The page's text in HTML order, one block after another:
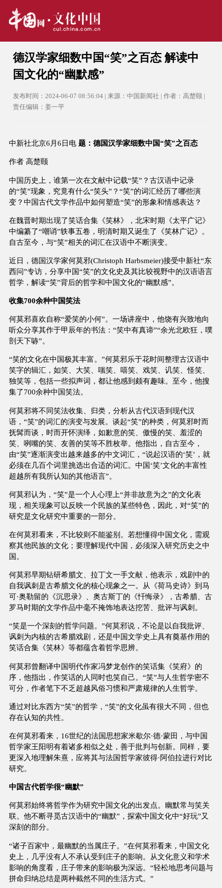
德汉学家细数中国“笑”之百态 解读中
国文化的“幽默感”
发布时间：2024-06-07 08:56:04 | 来源：中国新闻社 | 作者：高楚颐 |
责任编辑：姜一平
中新社北京6月6日电 题：德国汉学家细数中国“笑”之百态
作者 高楚颐
中国历史上，谁第一次在文献中记载“笑”？古汉语中记录
的“笑”现象，究竟有什么“笑头”？“笑”的词汇经历了哪些演
变？中国古代文学作品中如何塑造“笑”的形象和情感表达？
在魏晋时期出现了笑话合集《笑林》，北宋时期《太平广记》
中编纂了“嘲诮”轶事五卷，明清时期又诞生了《笑林广记》。
自古至今，与“笑”相关的词汇在汉语中不断演变。
近日，德国汉学家何莫邪(Christoph Harbsmeier)接受中新社“东
西问”专访，分享中国“笑”的文化史及其比较视野中的汉语语言
哲学，解读“笑”背后的哲学和中国文化的“幽默感”。
收集700余种中国笑法
何莫邪喜欢自称“爱笑的小何”。一场讲座中，他饶有兴致地向
听众分享其作于甲辰年的书法：“笑中有真谛”“余光北欧狂，噗
剖天下哧”。
“笑的文化在中国极其丰富。”何莫邪乐于花时间整理古汉语中
笑字的辑汇，如笑、大笑、嗤笑、嘻笑、戏笑、讥笑、怪笑、
独笑等，包括一些拟声词，都让他感到颇有趣味。至今，他搜
集了700余种中国笑法。
何莫邪将不同笑法收集、归类，分析从古代汉语到现代汉
语，“笑”的词汇的演变与发展。谈起“笑”的种类，何莫邪时而
抚髯而谈，时而开怀演绎，如歉意的笑、傲慢的笑、羞涩的
笑、咧嘴的笑、友善的笑等不胜枚举。他指出，自古至今，
由“笑”逐渐演变出越来越多的中文词汇，“说起汉语的‘笑’，就
必须在几百个词里挑选出合适的词汇。中国‘笑’文化的丰富性
超越所有我所认知的其他语言”。
何莫邪认为，“笑”是一个人心理上“并非故意为之”的文化表
现，相关现象可以反映一个民族的某些特色，因此，对“笑”的
研究是文化研究中重要的一部分。
在何莫邪看来，不比较则不能鉴别。若想懂得中国文化，需观
察其他民族的文化；要理解现代中国，必须深入研究历史之中
国。
何莫邪早期钻研希腊文、拉丁文一手文献，他表示，戏剧中的
自我讽刺是古希腊文化的核心现象之一。从《荷马史诗》到马
可·奥勒留的《沉思录》、奥古斯丁的《忏悔录》，古希腊、古
罗马时期的文学作品中毫不掩饰地表达挖苦、批评与讽刺。
“笑是一个深刻的哲学问题。”何莫邪说，不论是以自我批评、
讽刺为内核的古希腊戏剧，还是中国文学史上具有奠基作用的
笑话合集《笑林》等都蕴含着哲学思辨。
何莫邪曾翻译中国明代作家冯梦龙创作的笑话集《笑府》的
序，他指出，作笑话的人同时也笑自己。“笑”与人生哲学密不
可分，作者笔下不乏超越风俗习惯和严肃规律的人生哲学。
通过对比东西方“笑”的哲学，“笑”的文化虽有很大不同，但也
存在认知的共性。
在何莫邪看来，16世纪的法国思想家米歇尔·德·蒙田，与中国
哲学家王阳明有着诸多相似之处，善于批判与创新。同样，要
更深入地理解朱熹，应将其与法国哲学家彼得·阿伯拉进行对比
研究。
中国古代哲学很“幽默”
何莫邪始终将哲学作为研究中国文化的出发点。幽默常与笑关
联。他不断寻觅古汉语中的“幽默”，探索中国文化中“好玩”又
深刻的部分。
“诸子百家中，最幽默的当属庄子。”在何莫邪看来，中国文化
史上，几乎没有人不承认受到庄子的影响。从文化意义和学术
影响的角度看，庄子带来的影响极为深远。“轻松地思考问题与
拼命归纳总结是两种截然不同的生活方式。”